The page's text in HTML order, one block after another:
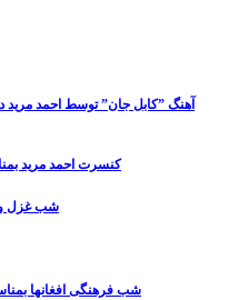
آهنگ ”کابل جان” توسط احمد مرید
کنسرت احمد مرید
شب غزل
شب فرهنگی افغانها